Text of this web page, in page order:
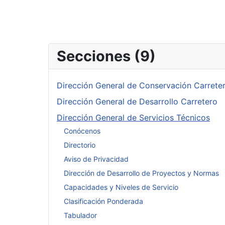
Secciones (9)
Dirección General de Conservación
Dirección General de Desarrollo Carretero
Dirección General de Servicios Técnicos
Conócenos
Directorio
Aviso de Privacidad
Dirección de Desarrollo de Proyectos y Normas
Capacidades y Niveles de Servicio
Clasificación Ponderada
Tabulador